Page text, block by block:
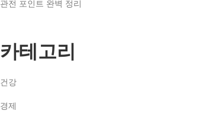
관전 포인트 완벽 정리
카테고리
건강
경제